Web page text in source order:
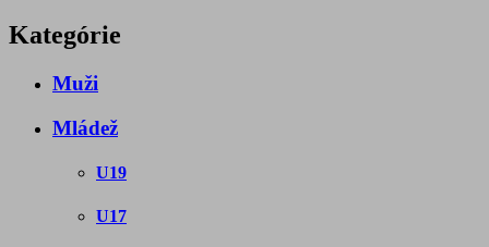
Kategórie
Muži
Mládež
U19
U17